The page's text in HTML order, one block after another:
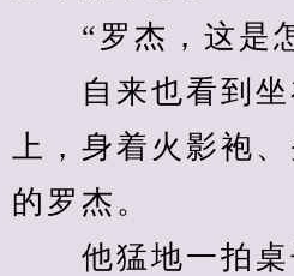
“罗杰，这是
自来也看到坐
上，身着火影袍
的罗杰。
他猛地一拍桌